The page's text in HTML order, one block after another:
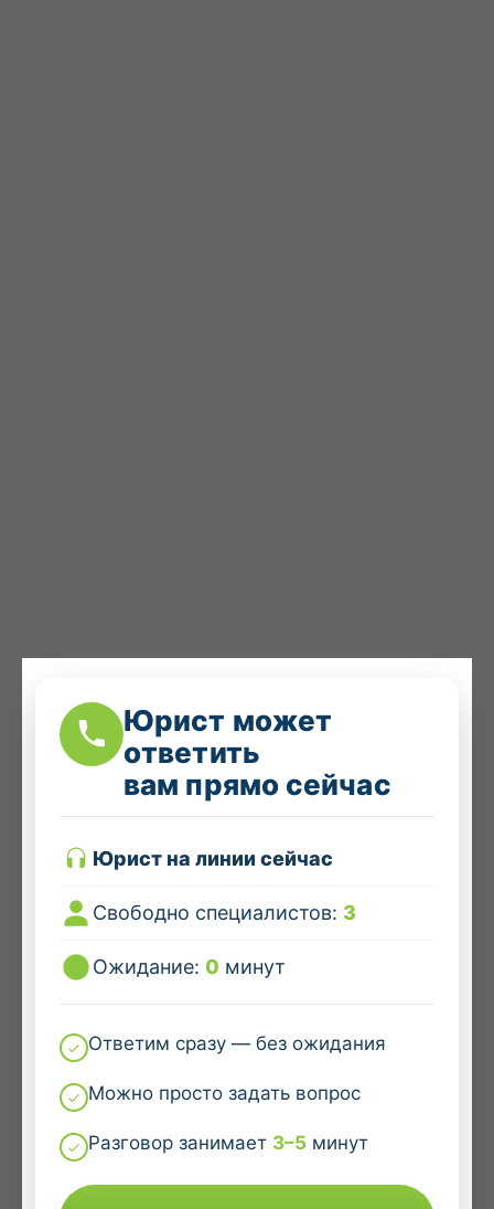
Юрист может
ответить
вам прямо сейчас
Юрист на линии сейчас
Свободно специалистов: 3
Ожидание: 0 минут
Ответим сразу — без ожидания
Можно просто задать вопрос
Разговор занимает 3–5 минут